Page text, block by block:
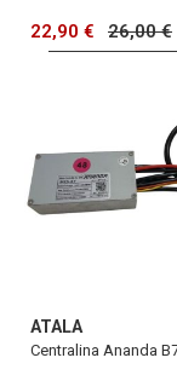
22,90 € 26,00 €
ATALA
Centralina Ananda